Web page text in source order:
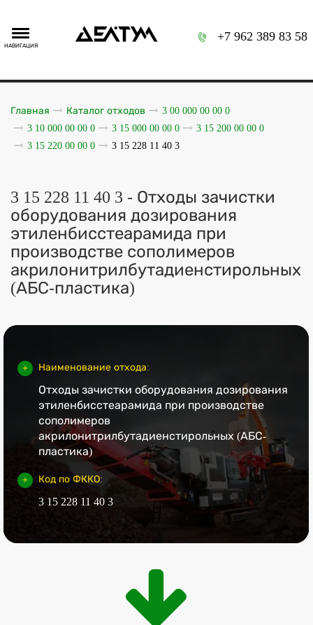
НАВИГАЦИЯ
+7 962 389 83 58
Главная Каталог отходов
3 00 000 00 00 0
3 10 000 00 00 0
3 15 000 00 00 0
3 15 200 00 00 0
3 15 220 00 00 0
3 15 228 11 40 3
3 15 228 11 40 3 - Отходы зачистки
оборудования дозирования
этиленбисстеарамида при
производстве сополимеров
акрилонитрилбутадиенстирольных
(АБС-пластика)
Наименование отхода:
Отходы зачистки оборудования дозирования
этиленбисстеарамида при производстве
сополимеров
акрилонитрилбутадиенстирольных (АБС-
пластика)
Код по ФККО:
3 15 228 11 40 3